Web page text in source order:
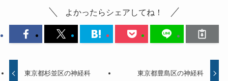
よかったらシェアしてね！
東京都杉並区の神経科 東京都豊島区の神経科